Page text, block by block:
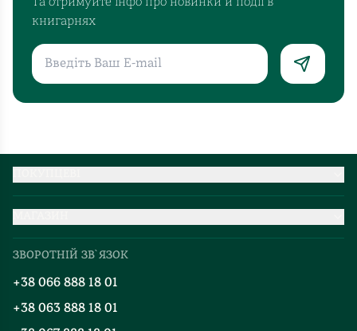
книгарнях
Добірки
Блог
Події
Міжнародна доставка
ЗВОРОТНІЙ ЗВ`ЯЗОК
+38 066 888 18 01
+38 063 888 18 01